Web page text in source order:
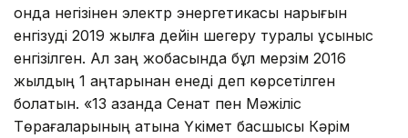
онда негізінен электр энергетикасы нарығын
енгізуді 2019 жылға дейін шегеру туралы ұсыныс
енгізілген. Ал заң жобасында бұл мерзім 2016
жылдың 1 қаңтарынан енеді деп көрсетілген
болатын. «13 қазанда Сенат пен Мәжіліс
Төрағаларының атына Үкімет басшысы Кәрім